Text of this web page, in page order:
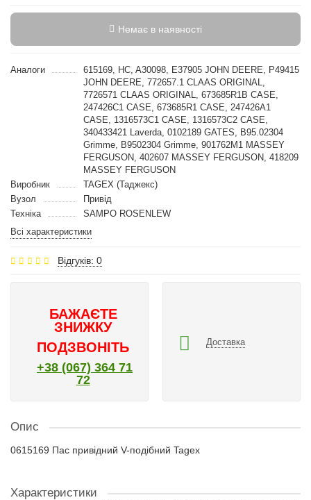
Немає в наявності
Аналоги
615169, HC, A30098, E37905 JOHN DEERE, P49415
JOHN DEERE, 772657.1 CLAAS ORIGINAL,
7726571 CLAAS ORIGINAL, 673685R1B CASE,
247426С1 CASE, 673685R1 CASE, 247426A1
CASE, 1316573C1 CASE, 1316573C2 CASE,
340433421 Laverda, 0102189 GATES, B95.02304
Grimme, B9502304 Grimme, 901762M1 MASSEY
FERGUSON, 402607 MASSEY FERGUSON, 418209
MASSEY FERGUSON
Виробник
TAGEX (Таджекс)
Вузол
Привід
Техніка
SAMPO ROSENLEW
Всі характеристики
Відгуків: 0
БАЖАЄТЕ
ЗНИЖКУ
ПОДЗВОНІТЬ
+38 (067) 364 71
72
Доставка
Опис
0615169 Пас привідний V-подібний Tagex
Характеристики